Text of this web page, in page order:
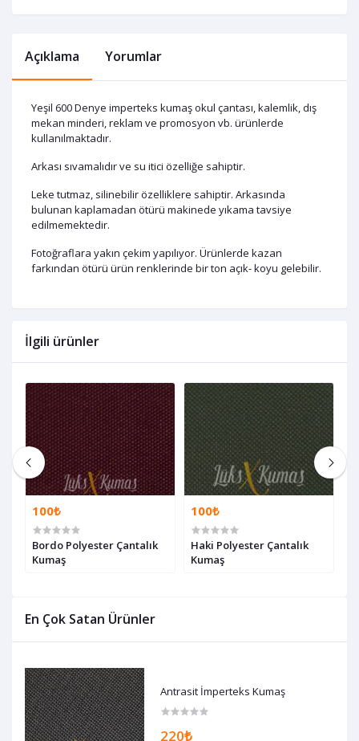
En Çok Satan Ürünler
Antrasit İmperteks Kumaş
220₺
Açıklama Yorumlar
Yeşil 600 Denye imperteks kumaş okul çantası, kalemlik, dış
mekan minderi, reklam ve promosyon vb. ürünlerde
kullanılmaktadır.
Arkası sıvamalıdır ve su itici özelliğe sahiptir.
Leke tutmaz, silinebilir özelliklere sahiptir. Arkasında
bulunan kaplamadan ötürü makinede yıkama tavsiye
edilmemektedir.
Fotoğraflara yakın çekim yapılıyor. Ürünlerde kazan
farkından ötürü ürün renklerinde bir ton açık- koyu gelebilir.
İlgili ürünler
100₺
Bordo Polyester Çantalık
Kumaş
100₺
Haki Polyester Çantalık
Kumaş